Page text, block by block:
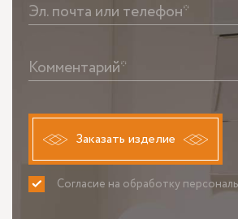
Эл. почта или телефон*
Комментарий*
Заказать изделие
Согласие на обработку
ПРИНИМАЮ НЕ